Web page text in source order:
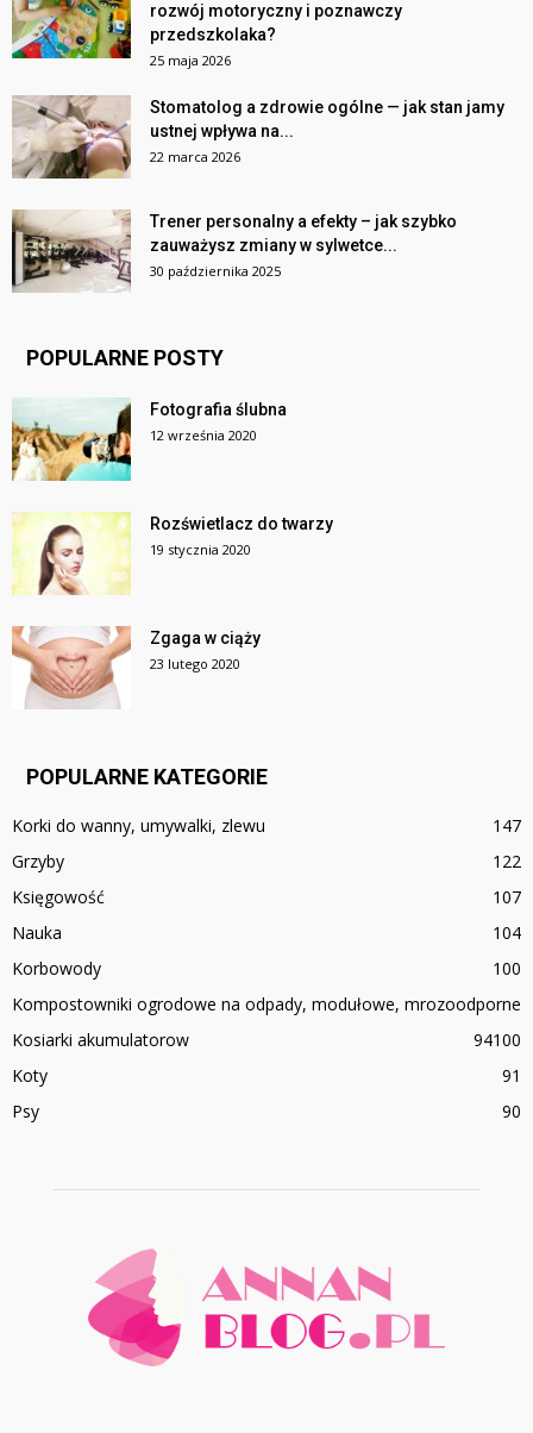
rozwój motoryczny i poznawczy
przedszkolaka?
25 maja 2026
Stomatolog a zdrowie ogólne — jak stan jamy
ustnej wpływa na...
22 marca 2026
Trener personalny a efekty – jak szybko
zauważysz zmiany w sylwetce...
30 października 2025
POPULARNE POSTY
Fotografia ślubna
12 września 2020
Rozświetlacz do twarzy
19 stycznia 2020
Zgaga w ciąży
23 lutego 2020
POPULARNE KATEGORIE
Korki do wanny, umywalki, zlewu
147
Grzyby
122
Księgowość
107
Nauka
104
Korbowody
100
Kompostowniki ogrodowe na odpady, modułowe, mrozoodporne
100
Kosiarki akumulatorow
94
Koty
91
Psy
90